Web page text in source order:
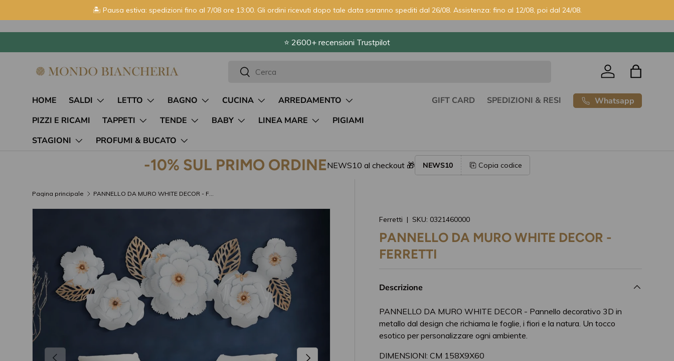
🏝️ Pausa estiva: spedizioni fino al 7/08 ore 13:00. Gli ordini ricevuti dopo tale data saranno spediti dal 26/08. Assistenza: fino al 12/08, poi dal 24/08.
⭐ 2600+ recensioni Trustpilot
Passa ai contenuti
Cerca
Cerca
Accedi Borsa
HOME SALDI LETTO BAGNO CUCINA
ARREDAMENTO
PIZZI E RICAMI
TAPPETI TENDE BABY LINEA MARE
PIGIAMI
STAGIONI
PROFUMI & BUCATO
GIFT CARD SPEDIZIONI & RESI Whatsapp
-10% SUL PRIMO ORDINENEWS10 al checkout 🎁 NEWS10 Copia codice
Pagina principale PANNELLO DA MURO WHITE DECOR - FERRETTI
Indietro Avanti
Ferretti |SKU: 0321460000
PANNELLO DA MURO WHITE DECOR -
FERRETTI
Descrizione
PANNELLO DA MURO WHITE DECOR - Pannello decorativo 3D in
metallo dal design che richiama le foglie, i fiori e la natura. Un tocco
esotico per personalizzare ogni ambiente.
DIMENSIONI: CM 158X9X60